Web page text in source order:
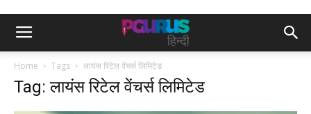
Home Tags लायंस रिटेल वेंचर्स लिमिटेड
Tag: लायंस रिटेल वेंचर्स लिमिटेड